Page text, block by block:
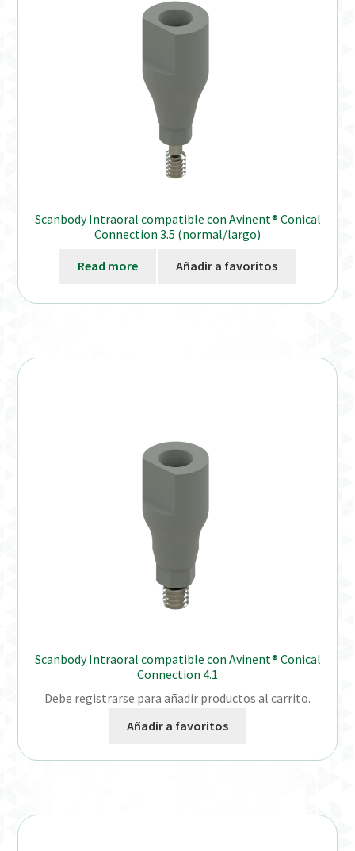
Scanbody Intraoral compatible con Avinent® Conical
Connection 3.5 (normal/largo)
Read more Añadir a favoritos
Scanbody Intraoral compatible con Avinent® Conical
Connection 4.1
Debe registrarse para añadir productos al carrito.
Añadir a favoritos